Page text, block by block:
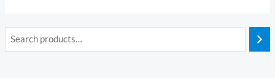
ia